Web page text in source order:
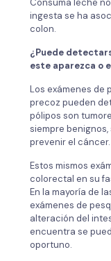
Consuma leche
ingesta se ha
colon.
¿Puede
este aparezca o
Los exámenes de
precoz pueden
pólipos son
siempre
prevenir el cáncer.
Estos mismos
colorectal en su
En la mayoría de
exámenes de
alteración del
encuentra se
oportuno.